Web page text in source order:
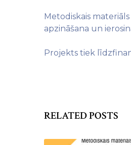
Metodiskais
apzināšana un
Projekts tiek
RELATED POSTS